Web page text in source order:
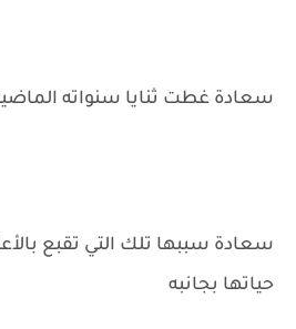
سعادة غطت ثنايا سنواته
سعادة سببها تلك التي تقبع
حياتها بجانبه